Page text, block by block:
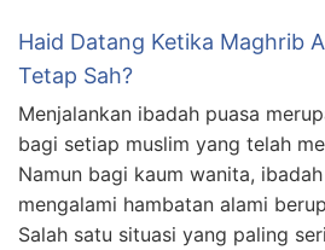
Haid Datang Ketika Maghrib
Tetap Sah?
Menjalankan ibadah puasa
bagi setiap muslim yang telah
Namun bagi kaum wanita,
mengalami hambatan alami
Salah satu situasi yang paling